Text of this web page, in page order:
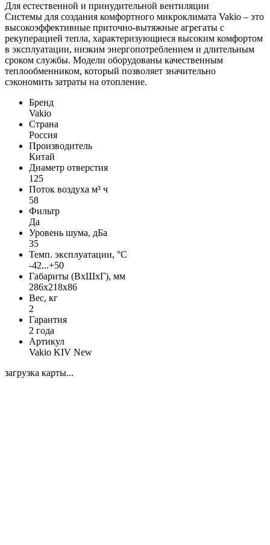
Для естественной и принудительной вентиляции
Системы для создания комфортного микроклимата Vakio – это
высокоэффективные приточно-вытяжные агрегаты с
рекуперацией тепла, характеризующиеся высоким комфортом
в эксплуатации, низким энергопотреблением и длительным
сроком службы. Модели оборудованы качественным
теплообменником, который позволяет значительно
сэкономить затраты на отопление.
Бренд
Vakio
Страна
Россия
Производитель
Китай
Диаметр отверстия
125
Поток воздуха м³ ч
58
Фильтр
Да
Уровень шума, дБа
35
Темп. эксплуатации, °С
-42...+50
Габариты (ВхШхГ), мм
286x218x86
Вес, кг
2
Гарантия
2 года
Артикул
Vakio KIV New
загрузка карты...